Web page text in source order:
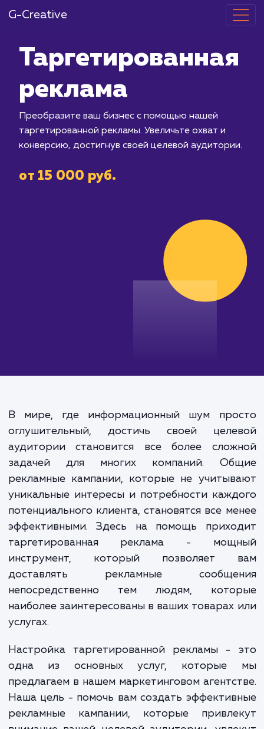
G-Creative
реклама
таргетированной рекламы.
В мире, где информационный шум
оглушительный, достичь своей
аудитории становится все более
задачей для многих компаний.
рекламные кампании, которые не
уникальные интересы и потребности
потенциального клиента, становятся все
таргетированная реклама -
инструмент, который позволяет
непосредственно тем людям,
наиболее заинтересованы в ваших товарах
услугах.
Настройка таргетированной рекламы -